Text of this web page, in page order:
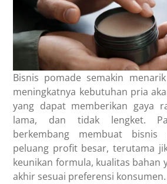
Bisnis pomade semakin
meningkatnya kebutuhan pria
yang dapat memberikan gaya
lama, dan tidak lengket.
berkembang membuat bisnis
peluang profit besar, terutama
keunikan formula, kualitas bahan
akhir sesuai preferensi konsumen.